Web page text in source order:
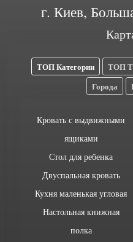
г. Киев,
ТОП Категории ТОП
Города
Кровать с выдвижными
ящиками
Стол для ребенка
Двуспальная кровать
Кухня маленькая угловая
Настольная книжная
полка